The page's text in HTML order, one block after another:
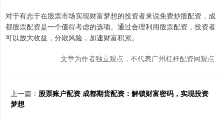
对于有志于在股票市场实现财富梦想的投资者来说免费炒股配资，成
都股票配资是一个值得考虑的选项。通过合理利用股票配资，投资者
可以放大收益，分散风险，加速财富积累。
文章为作者独立观点，不代表广州杠杆配资网观点
上一篇： 股票账户配资 成都期货配资：解锁财富密码，实现投资
梦想